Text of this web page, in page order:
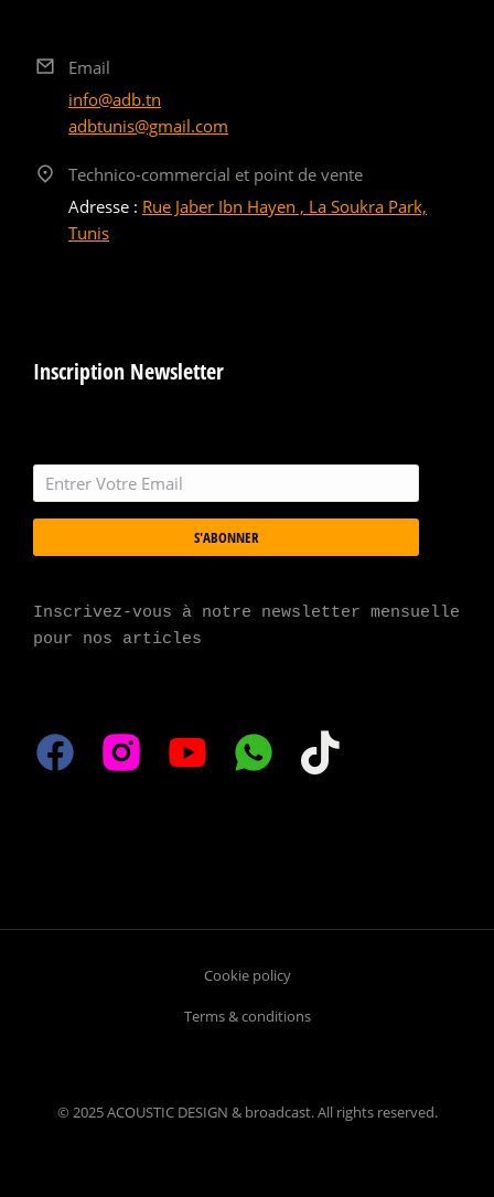
Email
info@adb.tn
adbtunis@gmail.com
Technico-commercial et point de vente
Adresse : Rue Jaber Ibn Hayen , La Soukra Park,
Tunis
Inscription Newsletter
S'ABONNER
Inscrivez-vous à notre newsletter mensuelle
pour nos articles
© 2025 ACOUSTIC DESIGN & broadcast. All rights reserved.
Cookie policy
Terms & conditions